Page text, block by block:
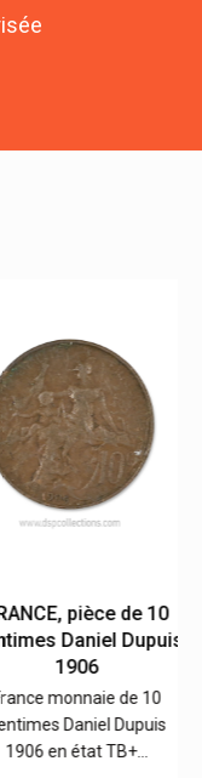
pièce de 10
Daniel Dupuis
1906
monnaie de 10
Daniel Dupuis
1906 en état TB+…